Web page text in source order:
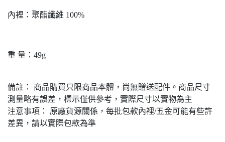
內裡：聚酯纖維 100%
重 量：49g
備註： 商品購買只限商品本體，尚無贈送配件。商品尺寸
測量略有誤差，標示僅供參考，實際尺寸以實物為主
注意事項： 原廠貨源關係，每批包款內裡/五金可能有些許
差異，請以實際包款為準